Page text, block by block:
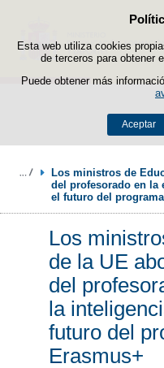
Esta web utiliza cookies
de terceros para obtener
Puede obtener más
Aceptar
Los ministros de
del profesorado en la
el futuro del
Los
de la UE
del
la
futuro del
Erasmus+